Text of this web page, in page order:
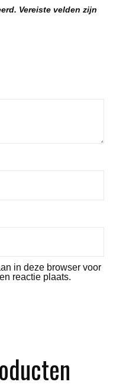
Vereiste velden zijn
in deze browser voor
reactie plaats.